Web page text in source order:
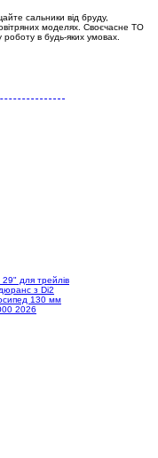
сальники від бруду,
моделях. Своєчасне ТО
в будь-яких умовах.
для трейлів
з Di2
130 мм
2026